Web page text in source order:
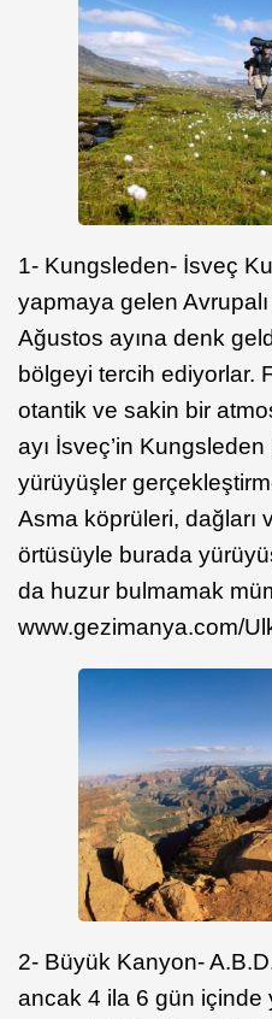
1- Kungsleden- İsveç
yapmaya gelen
Ağustos ayına denk
bölgeyi tercih ediyorlar.
otantik ve sakin bir
ayı İsveç’in
yürüyüşler
Asma köprüleri, dağları
örtüsüyle burada
da huzur bulmamak
www.gezimanya.com/
2- Büyük Kanyon-
ancak 4 ila 6 gün içinde